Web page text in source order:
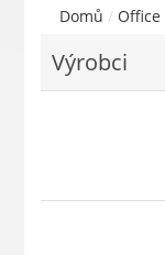
Domů / Office
Výrobci